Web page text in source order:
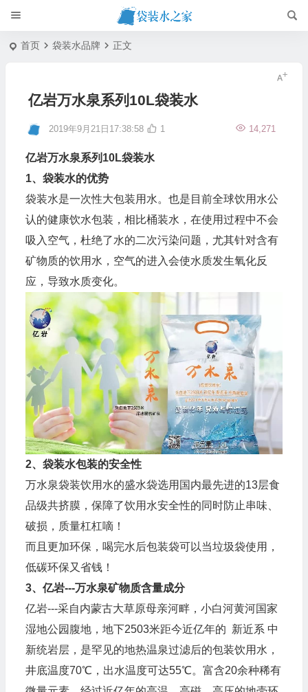
首页 袋装水品牌 正文
亿岩万水泉系列10L袋装水
2019年9月21日17:38:58 14,271
1
亿岩万水泉系列10L袋装水
1、袋装水的优势
袋装水是一次性大包装用水。也是目前全球饮用水公
认的健康饮水包装，相比桶装水，在使用过程中不会
吸入空气，杜绝了水的二次污染问题，尤其针对含有
矿物质的饮用水，空气的进入会使水质发生氧化反
应，导致水质变化。
2、袋装水包装的安全性
万水泉袋装饮用水的盛水袋选用国内最先进的13层食
品级共挤膜，保障了饮用水安全性的同时防止串味、
破损，质量杠杠嘀！
而且更加环保，喝完水后包装袋可以当垃圾袋使用，
低碳环保又省钱！
3、亿岩---万水泉矿物质含量成分
亿岩---采自内蒙古大草原母亲河畔，小白河黄河国家
湿地公园腹地，地下2503米距今近亿年的 新近系 中
新统岩层，是罕见的地热温泉过滤后的包装饮用水，
井底温度70℃，出水温度可达55℃。富含20余种稀有